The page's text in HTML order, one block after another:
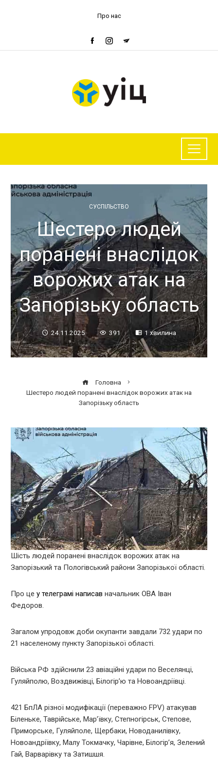
Про нас
СУСПІЛЬСТВО
Шестеро людей
поранені внаслідок
ворожих атак на
Запорізьку область
24.11.2025 391 1 хвилина
Головна
Шестеро людей поранені внаслідок ворожих атак на
Запорізьку область
Шість людей поранені внаслідок ворожих атак на
Запорізький та Пологівський райони Запорізької області.
Про цеу телеграмі написав начальник ОВА Іван
Федоров.
Загалом упродовж доби окупанти завдали 732 удари по
21 населеному пункту Запорізької області.
Війська РФ здійснили 23 авіаційні удари по Веселянці,
Гуляйполю, Воздвижівці, Білогір’ю та Новоандріївці.
421 БпЛА різної модифікації (переважно FPV) атакував
Біленьке, Таврійське, Мар’ївку, Степногірськ, Степове,
Приморське, Гуляйполе, Щербаки, Новоданилівку,
Новоандріївку, Малу Токмачку, Чарівне, Білогір’я, Зелений
Гай, Варварівку та Затишшя.